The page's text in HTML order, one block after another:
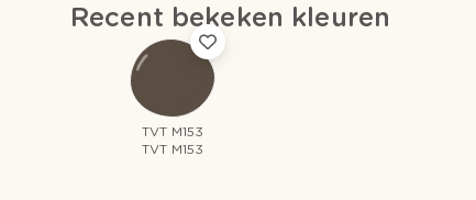
Recent bekeken kleuren
TVT M153
TVT M153